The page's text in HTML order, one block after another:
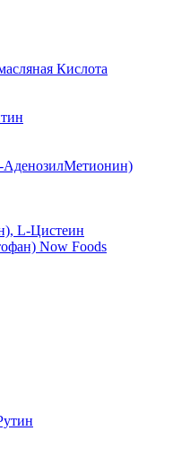
Кислота
L-Цистеин
Now Foods